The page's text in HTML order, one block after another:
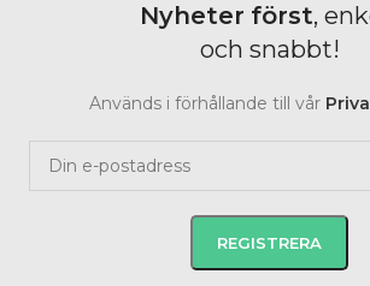
Nyheter först,
och snabbt!
Används i förhållande till vår